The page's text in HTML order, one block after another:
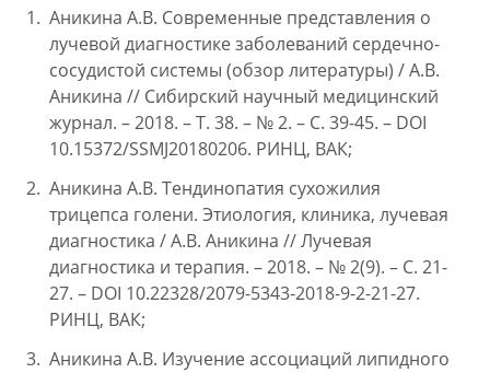
Аникина А.В. Современные представления о
лучевой диагностике заболеваний сердечно-
сосудистой системы (обзор литературы) / А.В.
Аникина // Сибирский научный медицинский
журнал. – 2018. – Т. 38. – № 2. – С. 39-45. – DOI
10.15372/SSMJ20180206. РИНЦ, ВАК;
Аникина А.В. Тендинопатия сухожилия
трицепса голени. Этиология, клиника, лучевая
диагностика / А.В. Аникина // Лучевая
диагностика и терапия. – 2018. – № 2(9). – С. 21-
27. – DOI 10.22328/2079-5343-2018-9-2-21-27.
РИНЦ, ВАК;
Аникина А.В. Изучение ассоциаций липидного